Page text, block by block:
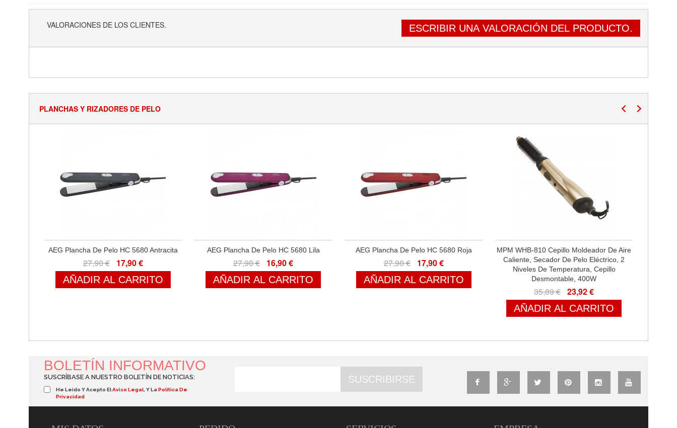
VALORACIONES DE LOS CLIENTES. ESCRIBIR UNA VALORACIÓN DEL PRODUCTO.
PLANCHAS Y RIZADORES DE PELO
AEG Plancha De Pelo HC 5680 Antracita
27,90 € 17,90 €
AÑADIR AL CARRITO
AEG Plancha De Pelo HC 5680 Lila
27,90 € 16,90 €
AÑADIR AL CARRITO
AEG Plancha De Pelo HC 5680 Roja
27,90 € 17,90 €
AÑADIR AL CARRITO
MPM WHB-810 Cepillo Moldeador De Aire
Caliente, Secador De Pelo Eléctrico, 2
Niveles De Temperatura, Cepillo
Desmontable, 400W
35,89 € 23,92 €
AÑADIR AL CARRITO
BOLETÍN INFORMATIVO
SUSCRÍBASE A NUESTRO BOLETÍN DE NOTICIAS:
He Leido Y Acepto ElAviso Legal , Y La Política De
Privacidad
SUSCRIBIRSE